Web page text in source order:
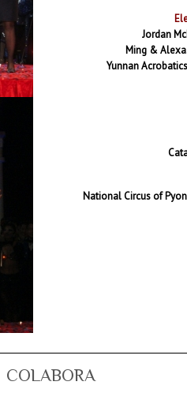
Jordan
Ming &
Yunnan
National Circus of
COLABORA